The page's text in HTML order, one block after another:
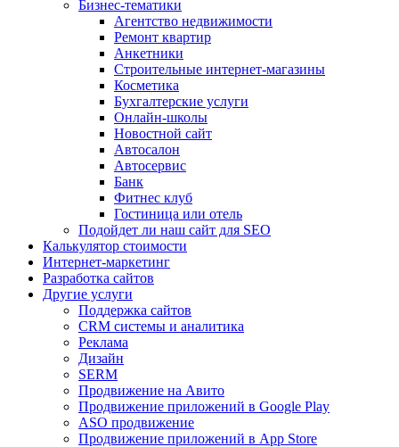
Бизнес-тематики
Агентство недвижимости
Ремонт квартир
Анкетники
Строительные интернет-магазины
Косметика
Бухгалтерские услуги
Онлайн-школы
Новостной сайт
Автосалон
Автосервис
Банк
Фитнес клуб
Гостиница или отель
Подойдет ли наш сайт для SEO
Калькулятор стоимости
Интернет-маркетинг
Разработка сайтов
Другие услуги
Поддержка сайтов
CRM системы и аналитика
Реклама
Дизайн
SERM
Продвижение на Авито
Продвижение приложений в Google Play
ASO продвижение
Продвижение приложений в App Store